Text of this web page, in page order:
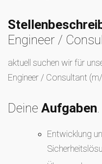
Engineer /
aktuell suchen wir für
Engineer / Consultant
Deine Aufgaben.
Entwicklung